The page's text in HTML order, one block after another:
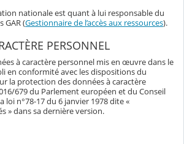
nationale est quant à lui responsable du
GAR (Gestionnaire de l’accès aux ressources).
PERSONNEL
à caractère personnel mis en œuvre dans le
en conformité avec les dispositions du
la protection des données à caractère
679 du Parlement européen et du Conseil
loi n°78-17 du 6 janvier 1978 dite «
» dans sa dernière version.